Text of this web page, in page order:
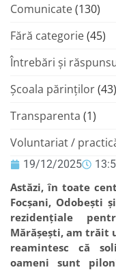
19/12/2025
Astăzi, în toate
Focșani, Odobești
rezidențiale
Mărășești, am trăit
reamintesc că
oameni sunt
Comunicate(130)
Fără categorie(45)
Întrebări și
Şcoala părinţilor(43)
Transparenta (1)
Voluntariat /